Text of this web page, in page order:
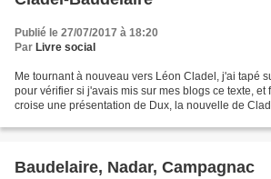
Publié le 27/07/2017 à 18:20
Par Livre social
Me tournant à nouveau vers Léon Cladel, j'ai tapé
pour vérifier si j'avais mis sur mes blogs ce texte, et
croise une présentation de Dux, la nouvelle de
Baudelaire, Nadar, Campagnac